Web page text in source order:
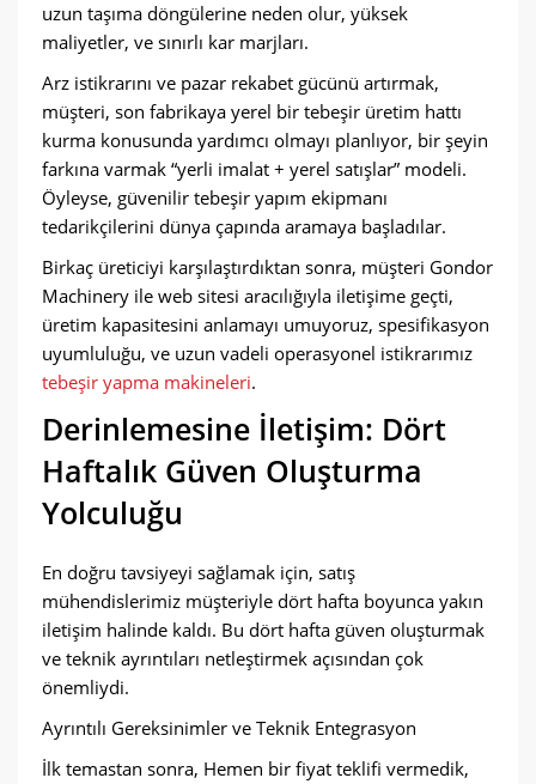
uzun taşıma döngülerine neden olur, yüksek
maliyetler, ve sınırlı kar marjları.
Arz istikrarını ve pazar rekabet gücünü artırmak,
müşteri, son fabrikaya yerel bir tebeşir üretim hattı
kurma konusunda yardımcı olmayı planlıyor, bir şeyin
farkına varmak “yerli imalat + yerel satışlar” modeli.
Öyleyse, güvenilir tebeşir yapım ekipmanı
tedarikçilerini dünya çapında aramaya başladılar.
Birkaç üreticiyi karşılaştırdıktan sonra, müşteri Gondor
Machinery ile web sitesi aracılığıyla iletişime geçti,
üretim kapasitesini anlamayı umuyoruz, spesifikasyon
uyumluluğu, ve uzun vadeli operasyonel istikrarımız
tebeşir yapma makineleri.
Derinlemesine İletişim: Dört
Haftalık Güven Oluşturma
Yolculuğu
En doğru tavsiyeyi sağlamak için, satış
mühendislerimiz müşteriyle dört hafta boyunca yakın
iletişim halinde kaldı. Bu dört hafta güven oluşturmak
ve teknik ayrıntıları netleştirmek açısından çok
önemliydi.
Ayrıntılı Gereksinimler ve Teknik Entegrasyon
İlk temastan sonra, Hemen bir fiyat teklifi vermedik,